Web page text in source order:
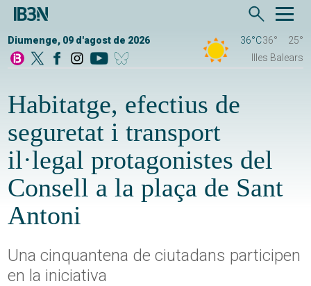
Diumenge, 09 d'agost de 2026 36°C36°
25°
Illes Balears
Habitatge, efectius de
seguretat i transport
il·legal protagonistes del
Consell a la plaça de Sant
Antoni
Una cinquantena de ciutadans participen
en la iniciativa